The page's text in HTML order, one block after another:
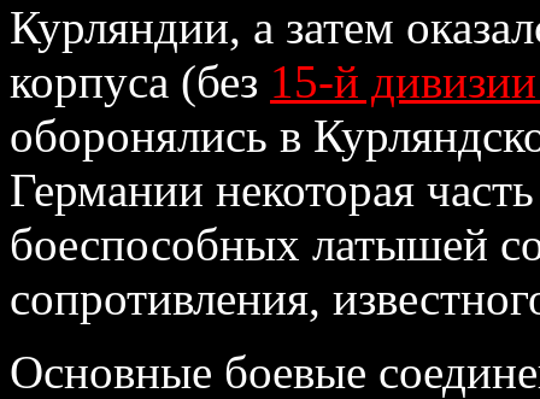
Курляндии, а затем
корпуса (без 15-й
оборонялись в
Германии некоторая
боеспособных латышей
сопротивления,
Основные боевые